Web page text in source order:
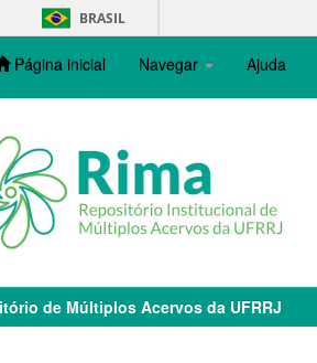
BRASIL
Página inicial Navegar Ajuda
de Múltiplos Acervos da UFRRJ